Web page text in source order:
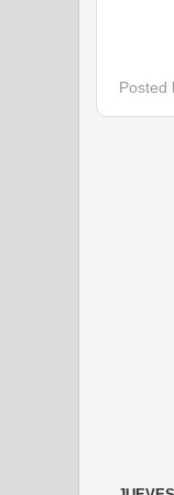
Posted